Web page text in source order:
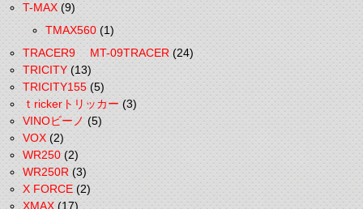
T-MAX(9)
TMAX560(1)
TRACER9 MT-09TRACER(24)
TRICITY(13)
TRICITY155(5)
ｔrickerトリッカー(3)
VINOビーノ(5)
VOX(2)
WR250(2)
WR250R(3)
X FORCE(2)
XMAX(17)